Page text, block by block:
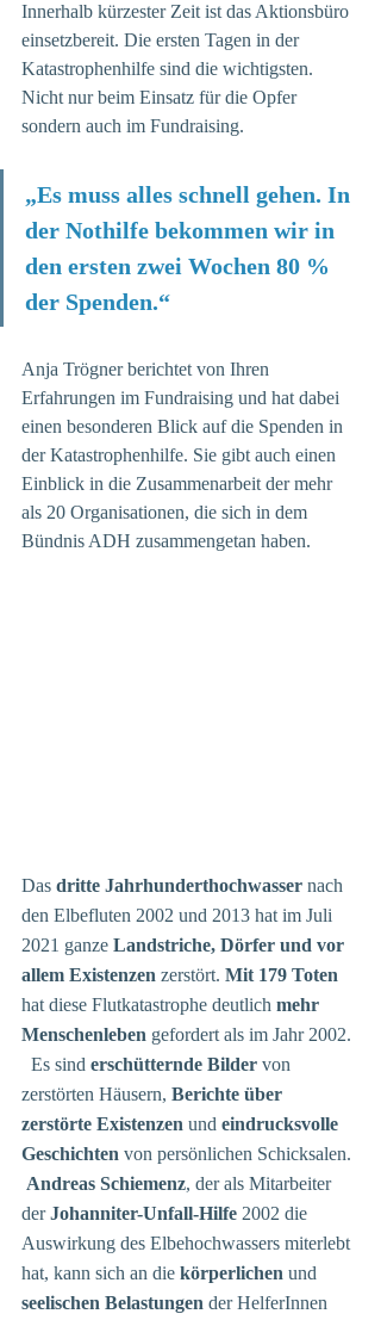
Innerhalb kürzester Zeit ist das Aktionsbüro
einsetzbereit. Die ersten Tagen in der
Katastrophenhilfe sind die wichtigsten.
Nicht nur beim Einsatz für die Opfer
sondern auch im Fundraising.
„Es muss alles schnell gehen. In
der Nothilfe bekommen wir in
den ersten zwei Wochen 80 %
der Spenden.“
Anja Trögner berichtet von Ihren
Erfahrungen im Fundraising und hat dabei
einen besonderen Blick auf die Spenden in
der Katastrophenhilfe. Sie gibt auch einen
Einblick in die Zusammenarbeit der mehr
als 20 Organisationen, die sich in dem
Bündnis ADH zusammengetan haben.
Das dritte Jahrhunderthochwasser nach
den Elbefluten 2002 und 2013 hat im Juli
2021 ganze Landstriche, Dörfer und vor
allem Existenzen zerstört. Mit 179 Toten
hat diese Flutkatastrophe deutlich mehr
Menschenleben gefordert als im Jahr 2002.
  Es sind
erschütternde Bilder von
zerstörten Häusern, Berichte über
zerstörte Existenzen und eindrucksvolle
Geschichten von persönlichen Schicksalen.
Andreas Schiemenz, der als Mitarbeiter
der Johanniter-Unfall-Hilfe 2002 die
Auswirkung des Elbehochwassers miterlebt
hat, kann sich an die körperlichen und
seelischen Belastungen der HelferInnen